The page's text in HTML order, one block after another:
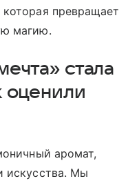
превращает
магию.
стала
оценили
аромат,
искусства. Мы